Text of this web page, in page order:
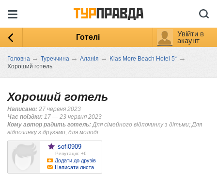
Готелі
Увійти в
акаунт
Головна → Туреччина → Аланія → Klas More Beach Hotel 5* →
Хороший готель
Хороший готель
Написано: 27 червня 2023
Час поїздки: 17 — 23 червня 2023
Кому автор радить готель: Для сімейного відпочинку з дітьми; Для
відпочинку з друзями, для молоді
sofi0909
Репутація: +6
Додати до друзів
Написати листа